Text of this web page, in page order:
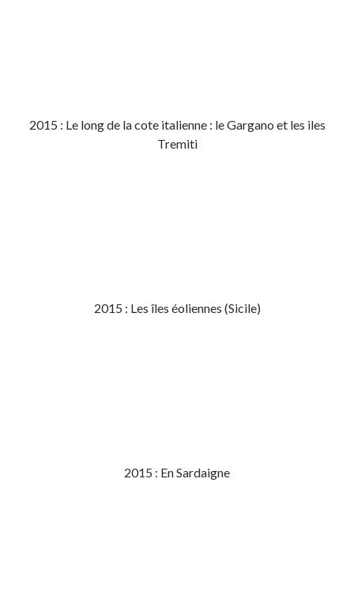
2015 : Le long de la cote italienne : le Gargano et les iles
Tremiti
2015 : Les îles éoliennes (Sicile)
2015 : En Sardaigne